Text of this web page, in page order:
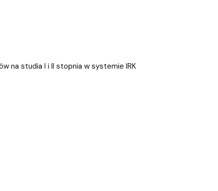
na studia I i II stopnia w systemie IRK